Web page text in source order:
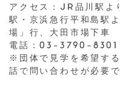
アクセス：JR品川駅よ
駅・京浜急行平和島駅
場」行、大田市場下車
電話：03-3790-8301
※団体で見学を希望す
話で問い合わせが必要